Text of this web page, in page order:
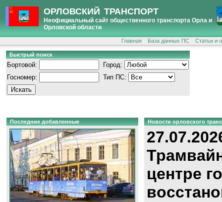
ОРЛОВСКИЙ ТРАНСПОРТ
Неофициальный сайт общественного транспорта Орла и
Орловской области
Главная База данных ПС Статьи и
Быстрый поиск
Бортовой:
Город:
Госномер:
Тип ПС:
Последние добавленные Новости орловского
центре